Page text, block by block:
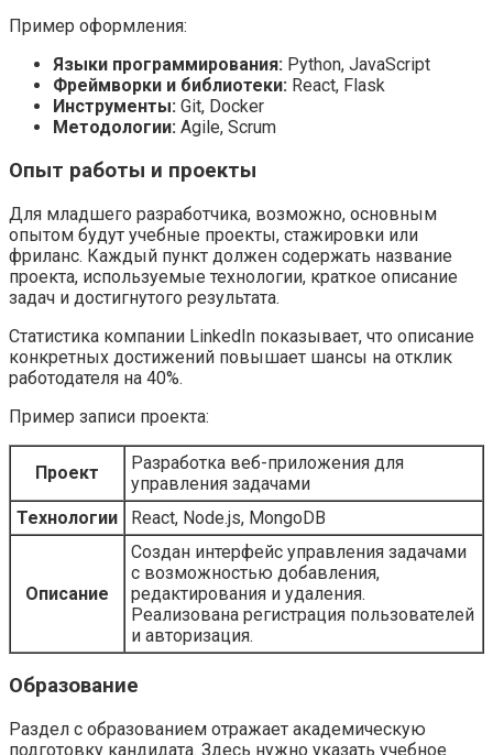
Пример оформления:
Языки программирования: Python, JavaScript
Фреймворки и библиотеки: React, Flask
Инструменты: Git, Docker
Методологии: Agile, Scrum
Опыт работы и проекты
Для младшего разработчика, возможно, основным
опытом будут учебные проекты, стажировки или
фриланс. Каждый пункт должен содержать название
проекта, используемые технологии, краткое описание
задач и достигнутого результата.
Статистика компании LinkedIn показывает, что описание
конкретных достижений повышает шансы на отклик
работодателя на 40%.
Пример записи проекта:
Проект
Разработка веб-приложения для
управления задачами
Технологии
React, Node.js, MongoDB
Описание
Создан интерфейс управления задачами
с возможностью добавления,
редактирования и удаления.
Реализована регистрация пользователей
и авторизация.
Образование
Раздел с образованием отражает академическую
подготовку кандидата. Здесь нужно указать учебное